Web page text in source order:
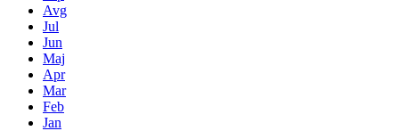
Avg
Jul
Jun
Maj
Apr
Mar
Feb
Jan